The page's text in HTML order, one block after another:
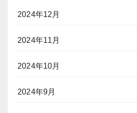
2024年12月
2024年11月
2024年10月
2024年9月